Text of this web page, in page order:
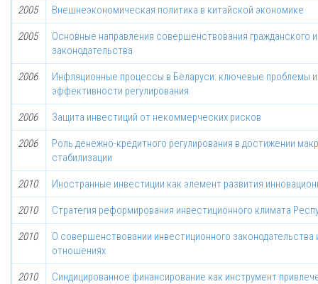
2005 Внешнеэкономическая политика в китайской экономике
2005
Основные направления совершенствования гражданского
законодательства
2006
Инфляционные процессы в Беларуси: ключевые проблемы
эффективности регулирования
2006 Защита инвестиций от некоммерческих рисков
2006
Роль денежно-кредитного регулирования в достижении
стабилизации
2010 Иностранные инвестиции как элемент развития
2010 Стратегия реформирования инвестиционного климата
2010
О совершенствовании инвестиционного законодательства
отношениях
2010
Синдицированное финансирование как инструмент